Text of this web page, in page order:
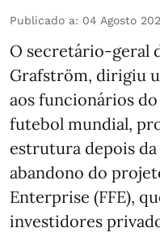
Publicado a: 04 Agosto
O secretário-geral
Grafström, dirigiu
aos funcionários
futebol mundial,
estrutura depois da
abandono do
Enterprise (FFE),
investidores